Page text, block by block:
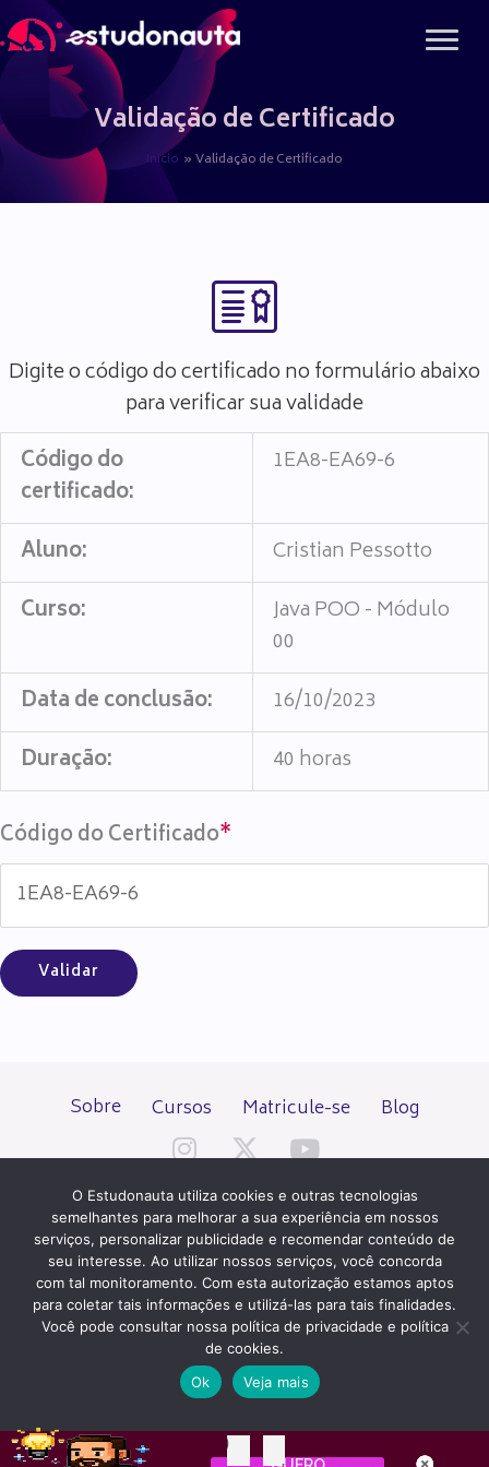
para
conteúdoValidação de Certificado
Início Validação de Certificado
Digite o código do certificado no formulário abaixo
para verificar sua validade
Código do
certificado:
1EA8-EA69-6
Aluno:
Cristian Pessotto
Curso:
Java POO - Módulo
00
Data de conclusão:
16/10/2023
Duração:
40 horas
Código do Certificado*
Sobre Cursos Matricule-se Blog
Todos os direitos reservados desde 2000.
PATROCÍNIO E HOSPEDAGEM
QUER UM SITE IGUAL A ESTE?ACESSE HOSTNET
00 13
O Estudonauta utiliza cookies e outras tecnologias
semelhantes para melhorar a sua experiência em nossos
serviços, personalizar publicidade e recomendar conteúdo de
seu interesse. Ao utilizar nossos serviços, você concorda
com tal monitoramento. Com esta autorização estamos aptos
para coletar tais informações e utilizá-las para tais finalidades.
Você pode consultar nossa política de privacidade e política
de cookies.
Ok
Veja mais